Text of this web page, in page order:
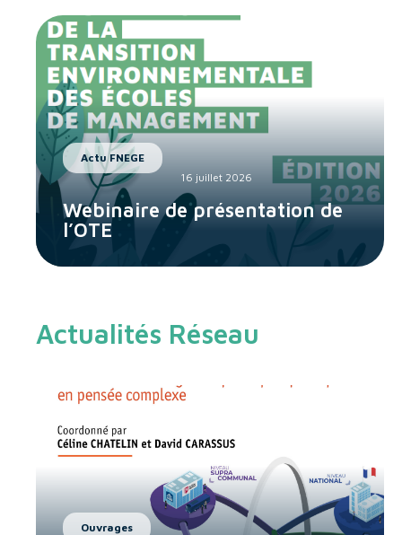
Actu FNEGE
16 juillet 2026
Webinaire de présentation de
l’OTE
Actualités Réseau
Ouvrages